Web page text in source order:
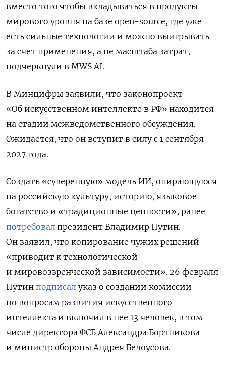
вместо того чтобы вкладываться в продукты
мирового уровня на базе open-source, где уже
есть сильные технологии и можно выигрывать
за счет применения, а не масштаба затрат,
подчеркнули в MWS AI.
В Минцифры заявили, что законопроект
«Об искусственном интеллекте в РФ» находится
на стадии межведомственного обсуждения.
Ожидается, что он вступит в силу с 1 сентября
2027 года.
Создать «суверенную» модель ИИ, опирающуюся
на российскую культуру, историю, языковое
богатство и «традиционные ценности», ранее
потребовал президент Владимир Путин.
Он заявил, что копирование чужих решений
«приводит к технологической
и мировоззренческой зависимости». 26 февраля
Путин подписал указ о создании комиссии
по вопросам развития искусственного
интеллекта и включил в нее 13 человек, в том
числе директора ФСБ Александра Бортникова
и министр обороны Андрея Белоусова.